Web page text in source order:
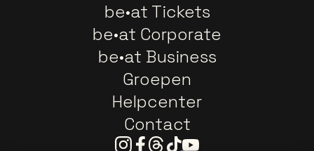
be•at Tickets
be•at Corporate
be•at Business
Groepen
Helpcenter
Contact
Instagram
Facebook
Threads
TiktokYoutube